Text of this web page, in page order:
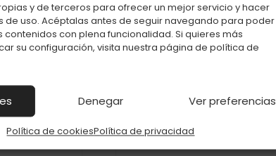
y de terceros para ofrecer un mejor servicio y hacer
de uso. Acéptalas antes de seguir navegando para poder
contenidos con plena funcionalidad. Si quieres más
su configuración, visita nuestra página de política de
Denegar Ver preferencias
Política de cookiesPolítica de privacidad
C-20
NATURAL C-25